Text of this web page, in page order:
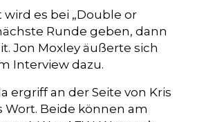
wird es bei „Double or
Runde geben, dann
Jon Moxley äußerte sich
Interview dazu.
ergriff an der Seite von Kris
Wort. Beide können am